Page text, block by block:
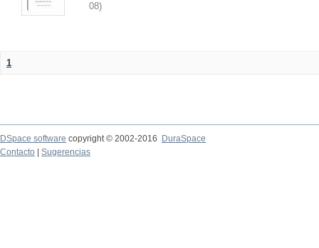
08)
1
DSpace software copyright © 2002-2016
DuraSpace
Contacto
Sugerencias